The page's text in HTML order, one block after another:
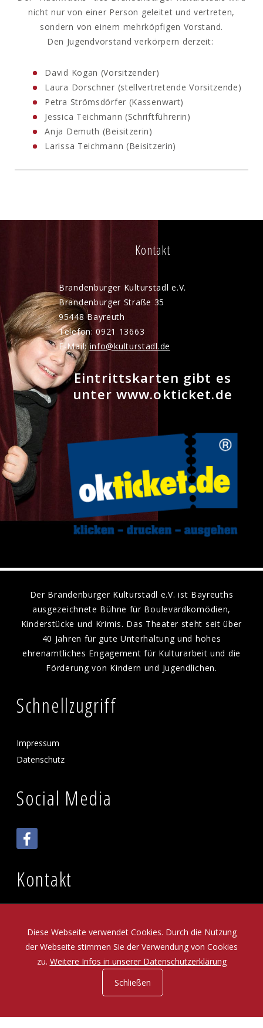
nicht nur von einer Person geleitet und vertreten,
sondern von einem mehrköpfigen Vorstand.
Den Jugendvorstand verkörpern derzeit:
David Kogan (Vorsitzender)
Laura Dorschner (stellvertretende Vorsitzende)
Petra Strömsdörfer (Kassenwart)
Jessica Teichmann (Schriftführerin)
Anja Demuth (Beisitzerin)
Larissa Teichmann (Beisitzerin)
Kontakt
Brandenburger Kulturstadl e.V.
Brandenburger Straße 35
95448 Bayreuth
Telefon: 0921 13663
E-Mail:nf k lt rst dl d
Eintrittskarten gibt es
unter www.okticket.de
Der Brandenburger Kulturstadl e.V. ist Bayreuths
ausgezeichnete Bühne für Boulevardkomödien,
Kinderstücke und Krimis. Das Theater steht seit über
40 Jahren für gute Unterhaltung und hohes
ehrenamtliches Engagement für Kulturarbeit und die
Förderung von Kindern und Jugendlichen.
Schnellzugriff
Impressum
Datenschutz
Social Media
Kontakt
Brandenburger Straße 35
95448 Bayreuth
Telefon: 0921 13663
Diese Webseite verwendet Cookies. Durch die Nutzung
der Webseite stimmen Sie der Verwendung von Cookies
zu. Weitere Infos in unserer Datenschutzerklärung
Schließen